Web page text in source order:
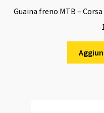
Guaina freno MTB –